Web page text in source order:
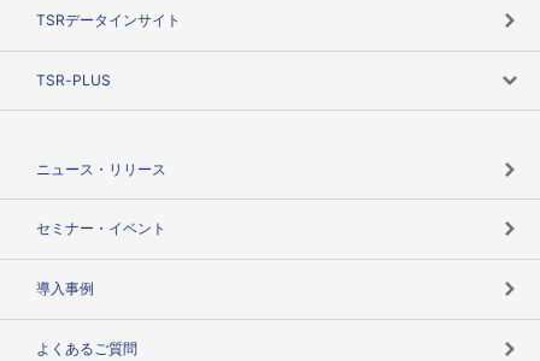
TSRデータインサイト
TSR-PLUS
ニュース・リリース
セミナー・イベント
導入事例
よくあるご質問